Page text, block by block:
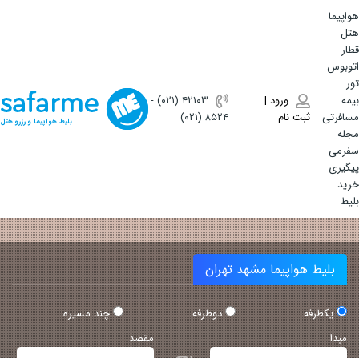
هواپیما
هتل
قطار
اتوبوس
تور
بیمه
مسافرتی
مجله
سفرمی
پیگیری
خرید
بلیط
ورود |
ثبت نام
(۰۲۱) ۴٢١٠٣
-
(۰۲۱) ۸۵۲۴
بلیط هواپیما و رزرو هتل
بلیط هواپیما مشهد تهران
یکطرفه دوطرفه
چند مسیره
مبدا
مقصد